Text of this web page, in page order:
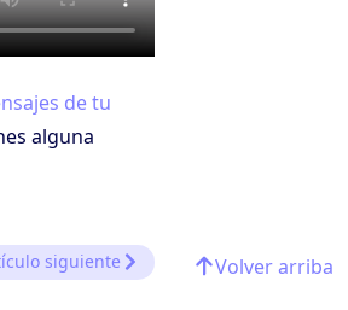
de tu
alguna
siguiente Volver arriba